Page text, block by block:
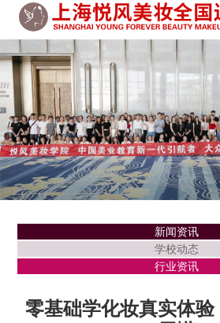
新闻资讯
学校动态
行业资讯
零基础学化妆真实体